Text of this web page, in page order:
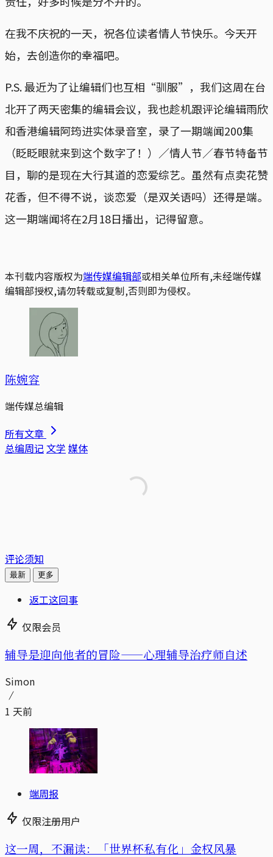
在我不庆祝的一天，祝各位读者情人节快乐。今天开
始，去创造你的幸福吧。
P.S. 最近为了让编辑们也互相“驯服”，我们这周在台
北开了两天密集的编辑会议，我也趁机跟评论编辑雨欣
和香港编辑阿筠进实体录音室，录了一期端闻200集
（眨眨眼就来到这个数字了！）／情人节／春节特备节
目，聊的是现在大行其道的恋爱综艺。虽然有点卖花赞
花香，但不得不说，谈恋爱（是双关语吗）还得是端。
这一期端闻将在2月18日播出，记得留意。
本刊载内容版权为端传媒编辑部或相关单位所有,未经端传媒
编辑部授权,请勿转载或复制,否则即为侵权。
陈婉容
端传媒总编辑
所有文章
总编周记文学 媒体
评论须知
最新 更多
返工这回事
仅限会员
辅导是迎向他者的冒险——心理辅导治疗师自述
Simon
1 天前
端周报
仅限注册用户
这一周，不漏读：「世界杯私有化」金权风暴